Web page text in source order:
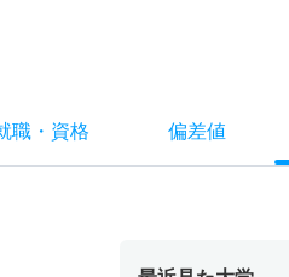
職・ 資格 偏差値